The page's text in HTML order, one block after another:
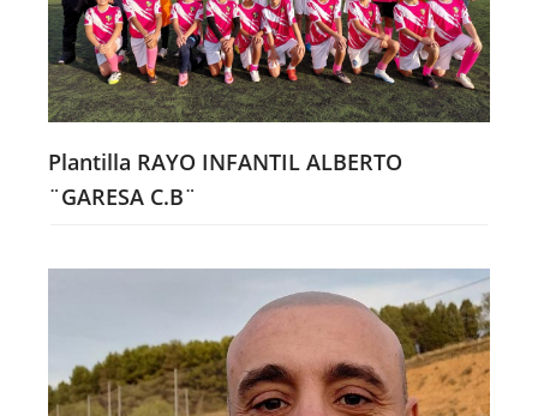
Plantilla RAYO INFANTIL ALBERTO
¨GARESA C.B¨